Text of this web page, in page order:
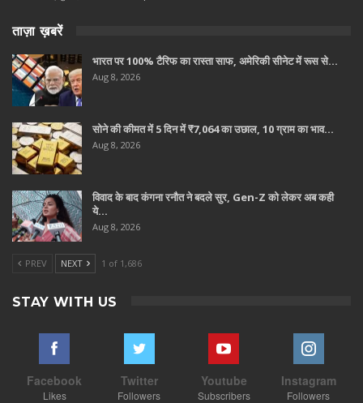
ताज़ा ख़बरें
भारत पर 100% टैरिफ का रास्ता साफ, अमेरिकी सीनेट में रूस से…
Aug 8, 2026
सोने की कीमत में 5 दिन में ₹7,064 का उछाल, 10 ग्राम का भाव…
Aug 8, 2026
विवाद के बाद कंगना रनौत ने बदले सुर, Gen-Z को लेकर अब कही
ये…
Aug 8, 2026
PREV NEXT 1 of 1,686
STAY WITH US
Facebook
Likes
Twitter
Followers
Youtube
Subscribers
Instagram
Followers